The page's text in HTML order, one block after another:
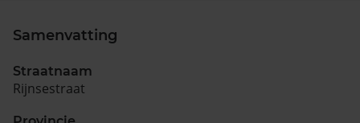
Samenvatting
Straatnaam
Rijnsestraat